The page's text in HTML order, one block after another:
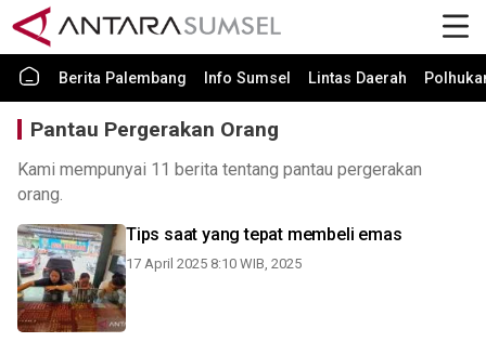
Berita Palembang Info Sumsel Lintas Daerah
Pantau Pergerakan Orang
Kami mempunyai 11 berita tentang pantau pergerakan
orang.
Tips saat yang tepat membeli emas
17 April 2025 8:10 WIB, 2025